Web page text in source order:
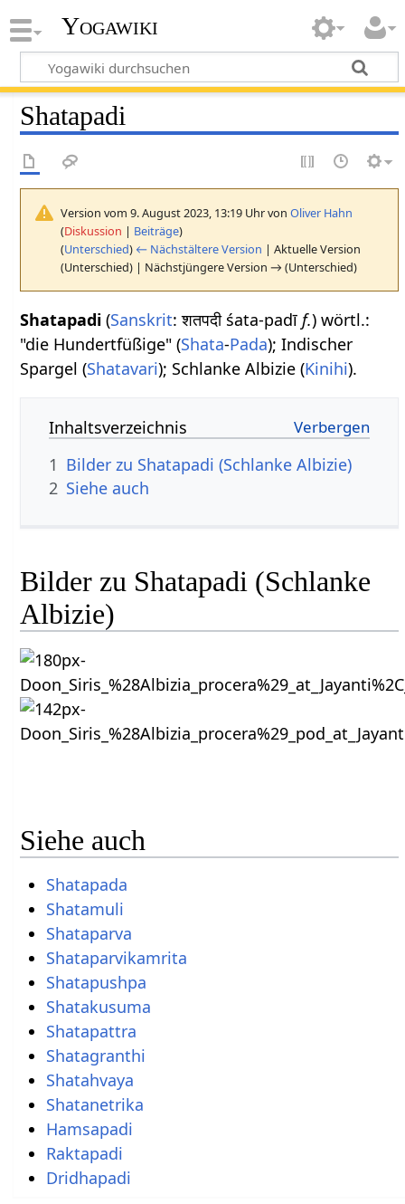
Yogawiki
Shatapadi
Version vom 9. August 2023, 13:19 Uhr vonOliver Hahn
(Diskussion | Beiträge)
(Unterschied) ← Nächstältere Version | Aktuelle Version
(Unterschied) | Nächstjüngere Version → (Unterschied)
Shatapadi (Sanskrit: शतपदी śata-padīf.) wörtl.:
"die Hundertfüßige" (Shata-Pada); Indischer
Spargel (Shatavari); Schlanke Albizie (Kinihi).
Inhaltsverzeichnis
1 Bilder zu Shatapadi (Schlanke Albizie)
2 Siehe auch
Bilder zu Shatapadi (Schlanke
Albizie)
Siehe auch
Shatapada
Shatamuli
Shataparva
Shataparvikamrita
Shatapushpa
Shatakusuma
Shatapattra
Shatagranthi
Shatahvaya
Shatanetrika
Hamsapadi
Raktapadi
Dridhapadi